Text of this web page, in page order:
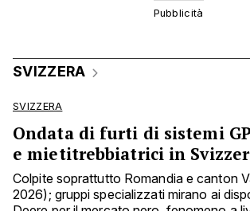
SVIZZERA
SVIZZERA
Ondata di furti di sistemi
e mietitrebbiatrici in
Colpite soprattutto Romandia e canton
2026); gruppi specializzati mirano ai